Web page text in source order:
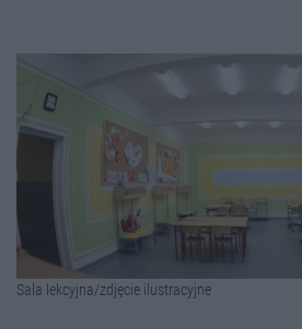
Sala lekcyjna/zdjęcie ilustracyjne